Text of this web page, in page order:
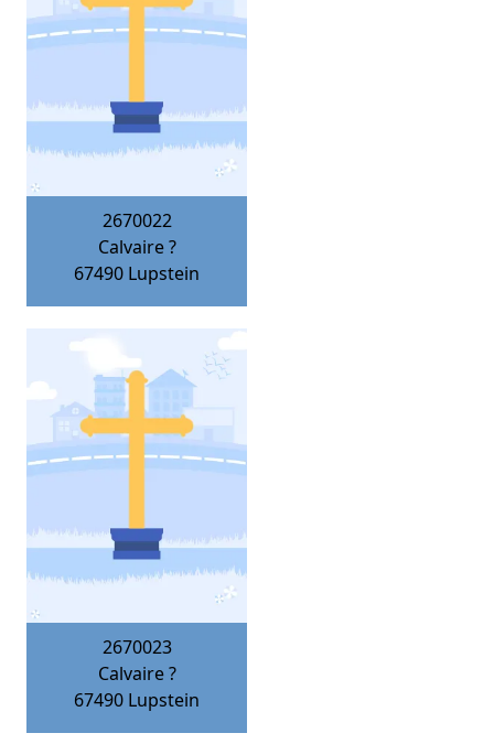
2670022
Calvaire ?
67490 Lupstein
2670023
Calvaire ?
67490 Lupstein